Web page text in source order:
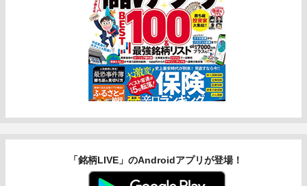
「銘柄LIVE」のAndroidアプリが登場！